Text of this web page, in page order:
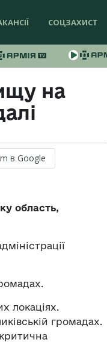
СОЦЗАХИСТ
на
в Google
область,
локаціях.
громадах.